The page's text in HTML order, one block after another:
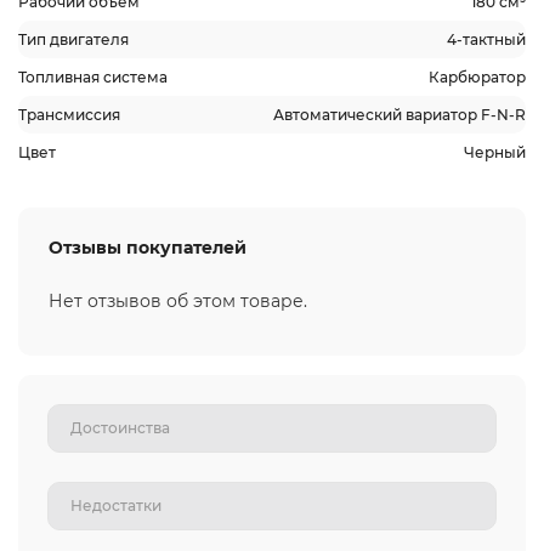
Тип двигателя 4-тактный
Топливная система Карбюратор
Трансмиссия Автоматический вариатор F-N-R
Цвет Черный
Отзывы покупателей
Нет отзывов об этом товаре.